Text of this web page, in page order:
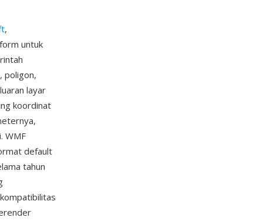
,
untuk
poligon,
layar
koordinat
WMF
default
tahun